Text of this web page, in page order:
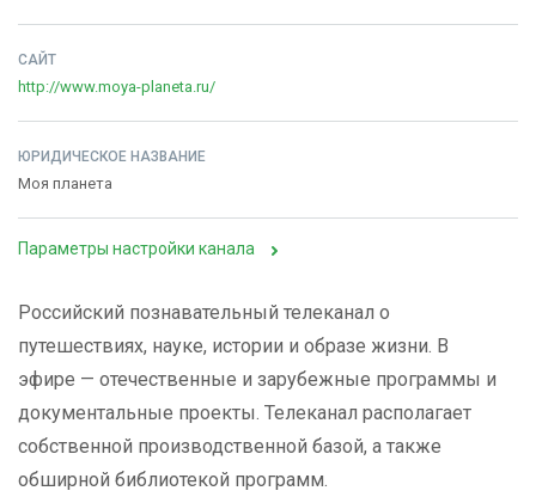
САЙТ
http://www.moya-planeta.ru/
ЮРИДИЧЕСКОЕ НАЗВАНИЕ
Моя планета
Параметры настройки канала
Российский познавательный телеканал о
путешествиях, науке, истории и образе жизни. В
эфире — отечественные и зарубежные программы и
документальные проекты. Телеканал располагает
собственной производственной базой, а также
обширной библиотекой программ.